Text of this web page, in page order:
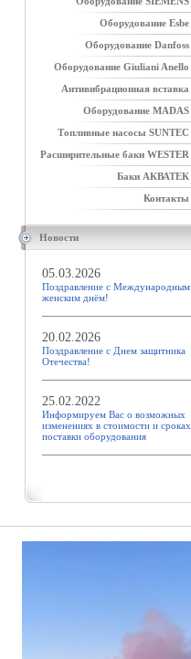
Оборудование Esbe
Оборудование Danfoss
Оборудование Giuliani Anello
Антивибрационная вставка
Оборудование MADAS
Топливные насосы SUNTEC
Расширительные баки WESTER
Баки АКВАТЕК
Контакты
Новости
05.03.2026
Поздравление с Международным
женским днём!
20.02.2026
Поздравление с Днем защитника
Отечества!
25.02.2022
Информируем Вас о возможных
изменениях в стоимости и сроках
поставки оборудования